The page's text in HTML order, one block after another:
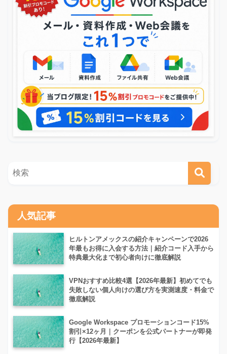
人気記事
ヒルトンアメックスの紹介キャンペーンで2026
年最もお得に入会する方法｜紹介コード入手から
特典最大化まで初心者向けに徹底解説
VPNおすすめ比較4選【2026年最新】初めてでも
失敗しない個人向けの選び方を実測速度・料金で
徹底解説
Google Workspace プロモーションコード15%
割引×12ヶ月｜クーポンを公式パートナーが即発
行【2026年最新】